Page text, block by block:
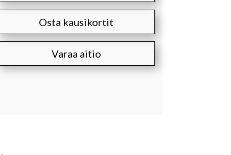
Osta kausikortit
Varaa aitio